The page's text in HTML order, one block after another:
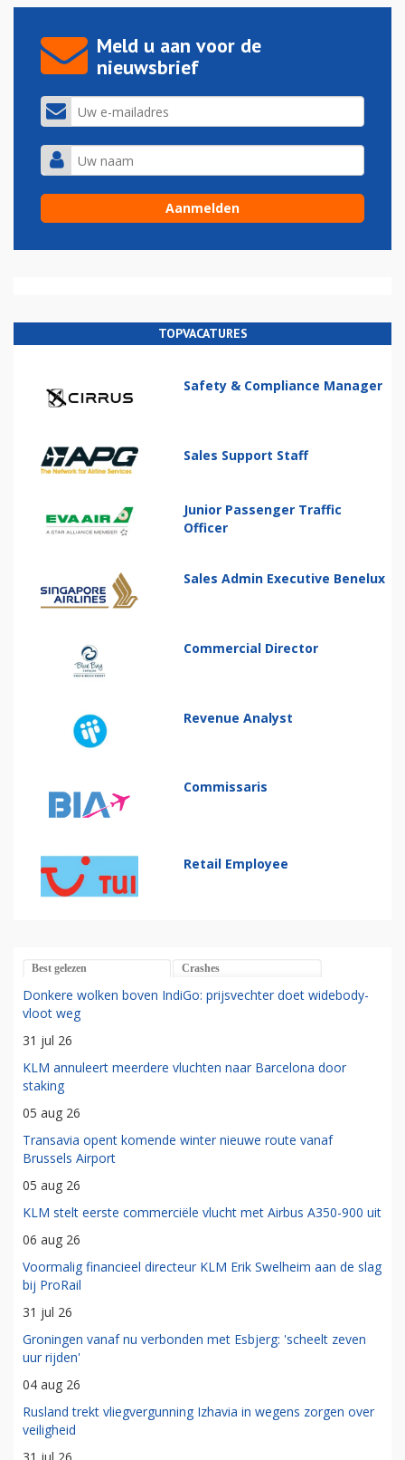
Meld u aan voor de
nieuwsbrief
TOPVACATURES
Safety & Compliance Manager
Sales Support Staff
Junior Passenger Traffic
Officer
Sales Admin Executive Benelux
Commercial Director
Revenue Analyst
Commissaris
Retail Employee
Best gelezen Crashes
Donkere wolken boven IndiGo: prijsvechter doet widebody-
vloot weg
31 jul 26
KLM annuleert meerdere vluchten naar Barcelona door
staking
05 aug 26
Transavia opent komende winter nieuwe route vanaf
Brussels Airport
05 aug 26
KLM stelt eerste commerciële vlucht met Airbus A350-900 uit
06 aug 26
Voormalig financieel directeur KLM Erik Swelheim aan de slag
bij ProRail
31 jul 26
Groningen vanaf nu verbonden met Esbjerg: 'scheelt zeven
uur rijden'
04 aug 26
Rusland trekt vliegvergunning Izhavia in wegens zorgen over
veiligheid